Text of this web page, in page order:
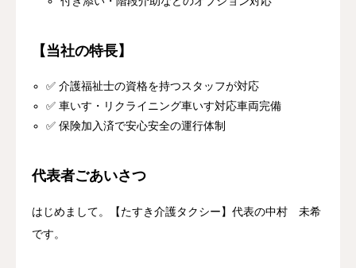
【当社の特長】
✅ 介護福祉士の資格を持つスタッフが対応
✅ 車いす・リクライニング車いす対応車両完備
✅ 保険加入済で安心安全の運行体制
代表者ごあいさつ
はじめまして。【たすき介護タクシー】代表の中村 未希
です。